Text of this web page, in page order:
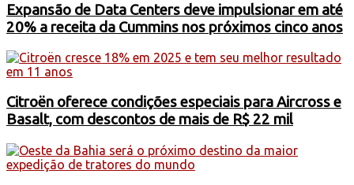
Expansão de Data Centers deve impulsionar em até
20% a receita da Cummins nos próximos cinco anos
Citroën oferece condições especiais para Aircross e
Basalt, com descontos de mais de R$ 22 mil